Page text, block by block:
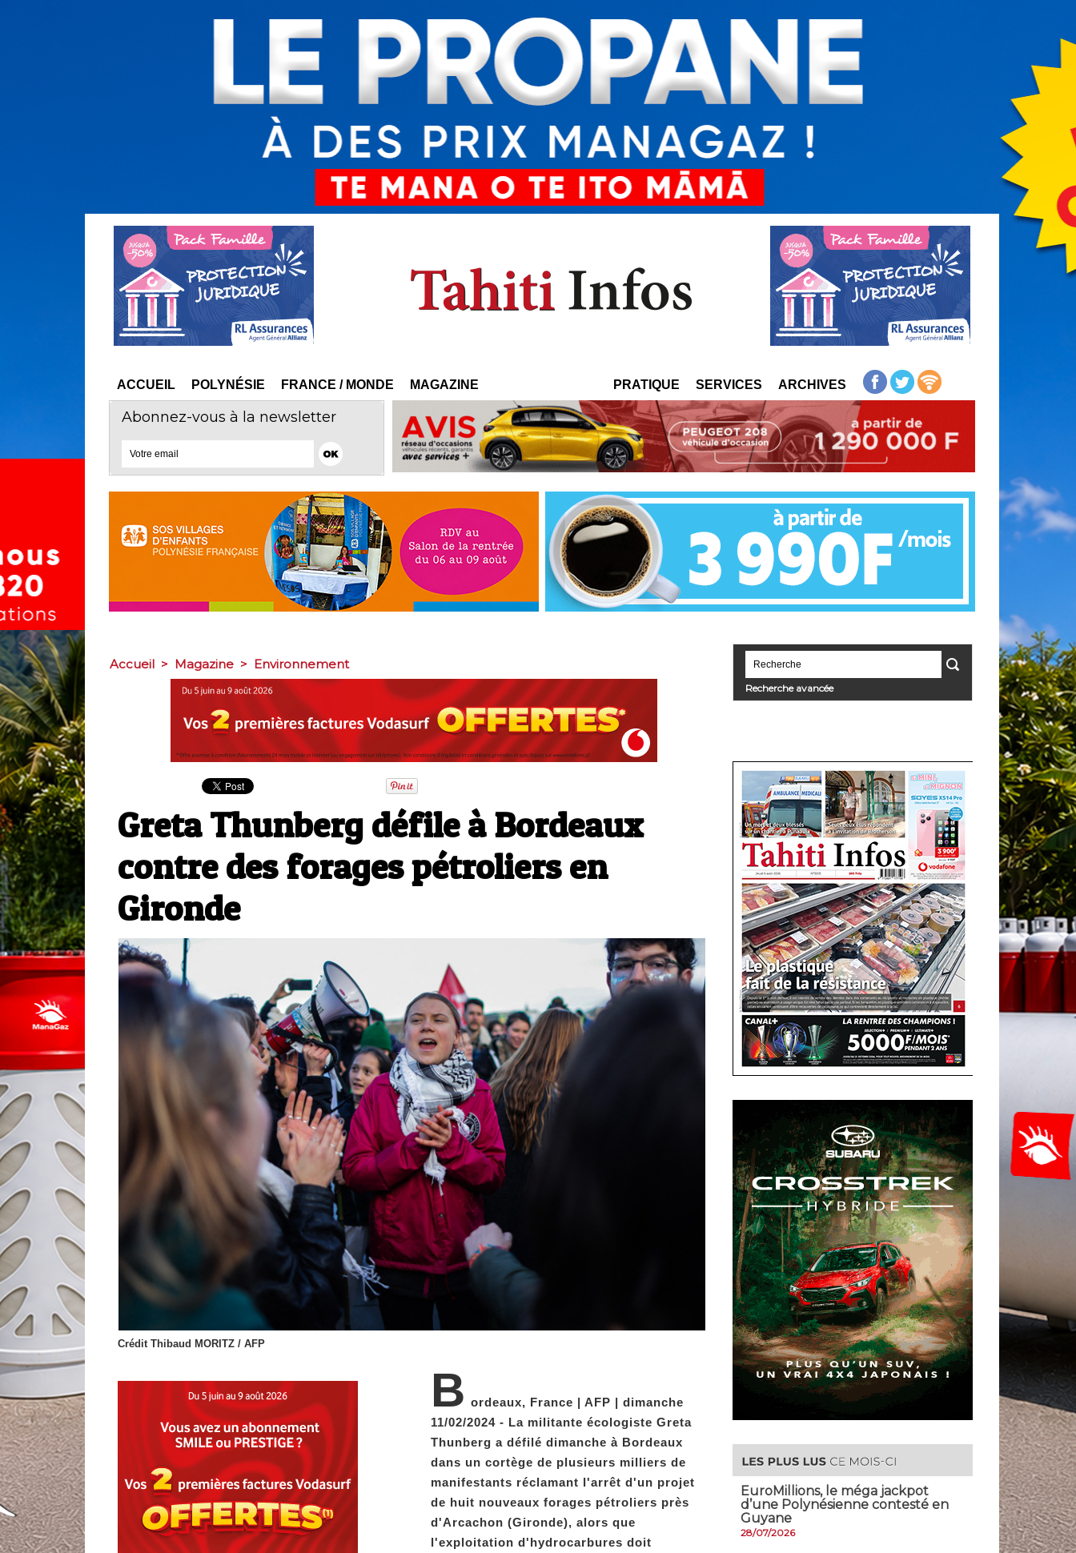
ACCUEIL POLYNÉSIE FRANCE / MONDE MAGAZINE PRATIQUE SERVICES ARCHIVES
Abonnez-vous à la newsletter
Accueil > Magazine > Environnement
Greta Thunberg défile à Bordeaux
contre des forages pétroliers en
Gironde
Crédit Thibaud MORITZ / AFP
B ordeaux, France | AFP | dimanche
11/02/2024 - La militante écologiste Greta
Thunberg a défilé dimanche à Bordeaux
dans un cortège de plusieurs milliers de
manifestants réclamant l'arrêt d'un projet
de huit nouveaux forages pétroliers près
d'Arcachon (Gironde), alors que
l'exploitation d'hydrocarbures doit
Recherche avancée
EuroMillions, ​le méga jackpot
d’une Polynésienne contesté en
Guyane
28/07/2026